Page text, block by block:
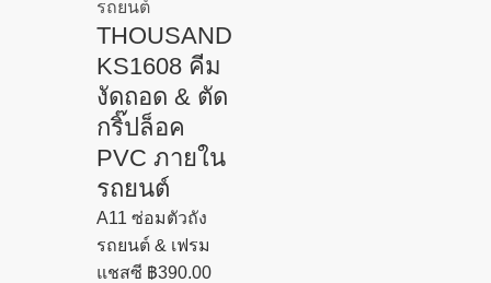
THOUSAND
KS1608 คีม
งัดถอด & ตัด
กริ๊ปล็อค
PVC ภายใน
รถยนต์
A11 ซ่อมตัวถัง
รถยนต์ & เฟรม
แชสซี ฿390.00